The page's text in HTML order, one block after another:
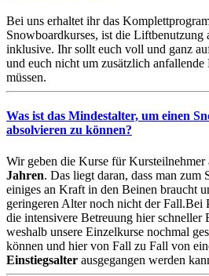
Bei uns erhaltet ihr das
Snowboardkurses, ist die Liftbenutzung
inklusive. Ihr sollt euch voll und ganz
und euch nicht um zusätzlich anfallende
müssen.
Was ist das Mindestalter, um einen
absolvieren zu können?
Wir geben die Kurse für Kursteilnehmer
Jahren. Das liegt daran, dass man zum
einiges an Kraft in den Beinen braucht
geringeren Alter noch nicht der Fall.Bei
die intensivere Betreuung hier schneller
weshalb unsere Einzelkurse nochmal
können und hier von Fall zu Fall von
Einstiegsalter ausgegangen werden